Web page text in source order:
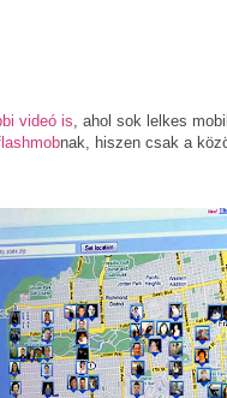
videó is , ahol sok lelkes
nak, hiszen csak a